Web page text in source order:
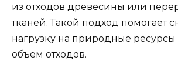
из отходов древесины или
тканей. Такой подход помогает
нагрузку на природные
объем отходов.